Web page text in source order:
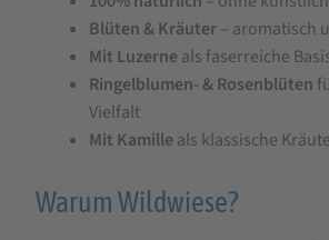
Blüten & Kräuter –
Mit Luzerne als faserreiche
Ringelblumen- & Rosenblüten
Vielfalt
Mit Kamille als klassische
Warum Wildwiese?